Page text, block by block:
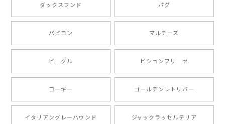
ったです。 ご連絡が取りづらい点だけ少し不安になり
ましたが、商品の素敵さでチャラです。 本当に可愛
い。ありがとうございます。
2024/10/28
注文受領連絡が無かったのでハラハラしましたが… 可
愛い商品が届きました！大満足です♪
ダックスフンド パグ
パピヨン マルチーズ
ビーグル ビションフリーゼ
コーギー ゴールデンレトリバー
イタリアングレーハウンド ジャックラッセルテリア